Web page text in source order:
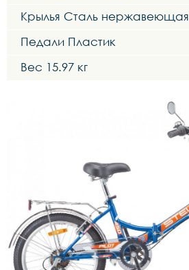
Крылья Сталь нержавеющая
Педали Пластик
Вес 15.97 кг